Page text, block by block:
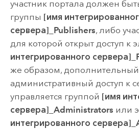
участник портала должен
группы [имя
сервера]_Publishers, либо
для которой открыт доступ к
интегрированного
же образом, дополнительный
административный доступ к
управляется группой [имя
сервера]_Administrators или
интегрированного